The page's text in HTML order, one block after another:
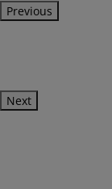
Previous
Next